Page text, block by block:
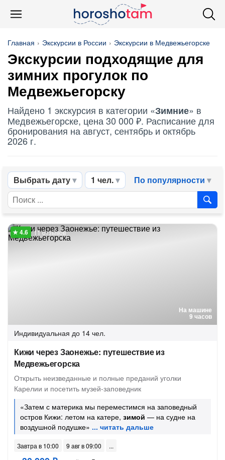
Главная Экскурсии в России Экскурсии в Медвежьегорске
Экскурсии подходящие для
зимних прогулок по
Медвежьегорску
Найдено 1 экскурсия в категории «Зимние» в
Медвежьегорске, цена 30 000 ₽. Расписание для
бронирования на август, сентябрь и октябрь
2026 г.
Выбрать дату 1 чел. По популярности
На машине
9 часов
11 отзывов
Индивидуальная до 14 чел.
Кижи через Заонежье: путешествие из
Медвежьегорска
Открыть неизведанные и полные преданий уголки
Карелии и посетить музей-заповедник
«Затем с материка мы переместимся на заповедный
остров Кижи: летом на катере, зимой — на судне на
воздушной подушке»
Завтра в 10:00
9 авг в 09:00